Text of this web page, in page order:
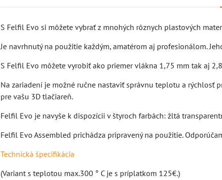
S Felfil Evo si môžete vybrať z mnohých rôznych plastových
Je navrhnutý na použitie každým, amatérom aj profesionálom.
S Felfil Evo môžete vyrobiť ako priemer vlákna 1,75 mm tak aj
Na zariadení je možné ručne nastaviť správnu teplotu a
pre vašu 3D tlačiareň.
Felfil Evo je navyše k dispozícii v štyroch farbách: žltá
Felfil Evo Assembled prichádza pripravený na použitie.
Technická špecifikácia
(Variant s teplotou max.300 ° C je s príplatkom 125€.)